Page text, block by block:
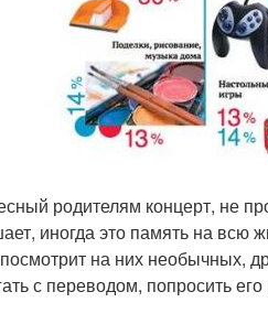
родителям концерт, не
иногда это память на всю
на них необычных,
с переводом, попросить